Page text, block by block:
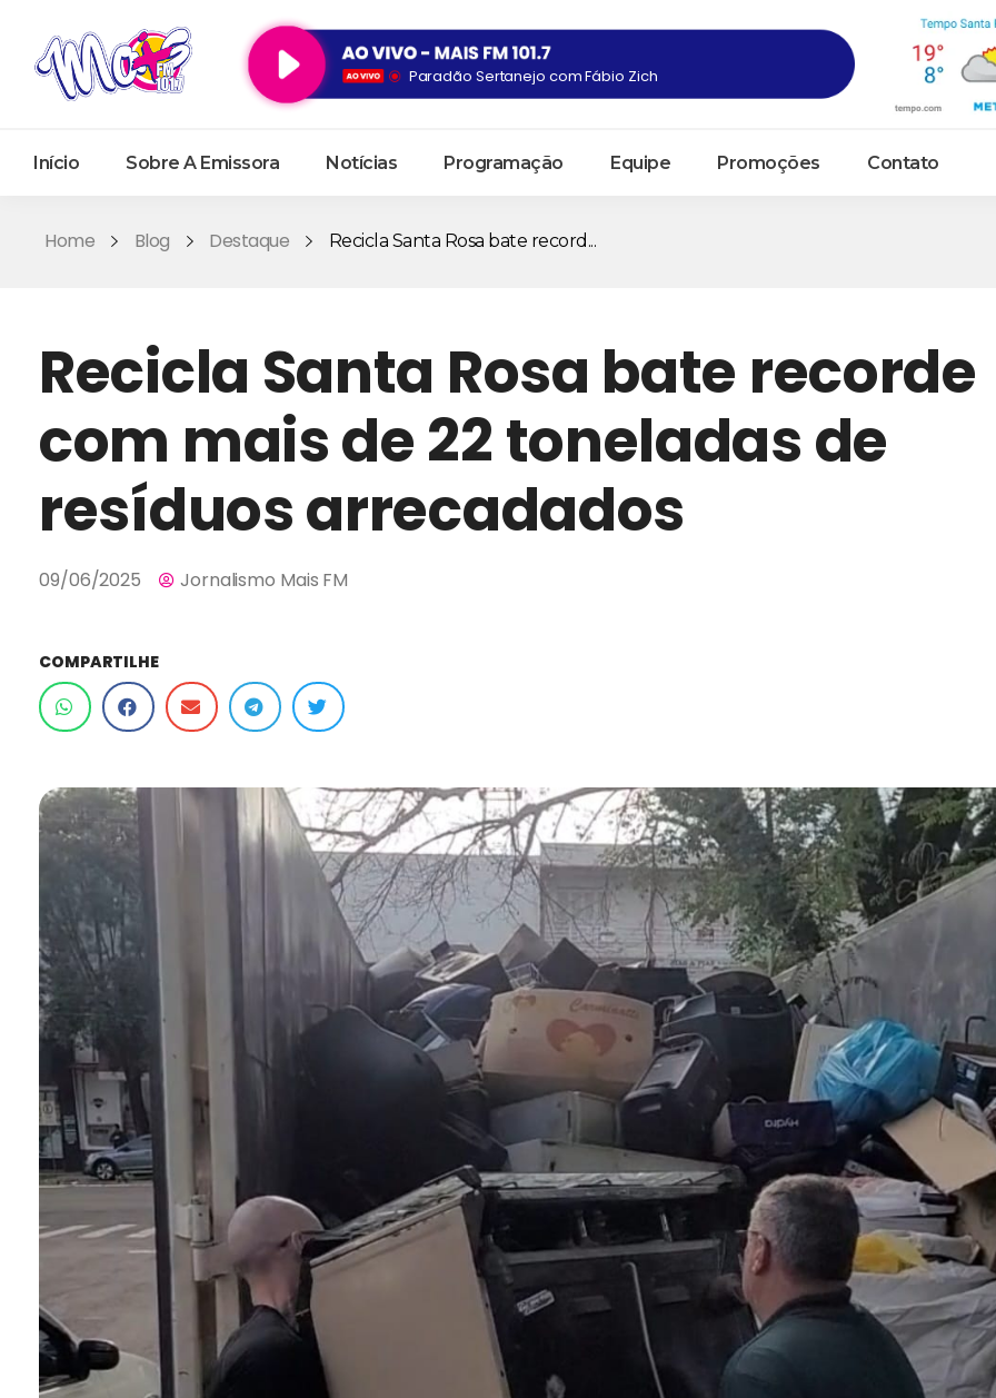
Paradão Sertanejo com Fábio Zich
Início Sobre A Emissora Notícias Programação Equipe Promoções Contato
Home Blog Destaque Recicla Santa Rosa bate record...
Recicla Santa Rosa bate recorde
com mais de 22 toneladas de
resíduos arrecadados
09/06/2025 Jornalismo Mais FM
COMPARTILHE